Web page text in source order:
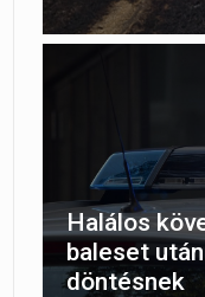
Halálos
baleset
döntésnek